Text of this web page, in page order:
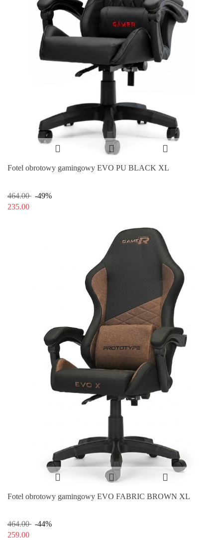
Fotel obrotowy gamingowy EVO PU BLACK XL
464.00
-49%
235.00
Fotel obrotowy gamingowy EVO FABRIC BROWN XL
464.00
-44%
259.00